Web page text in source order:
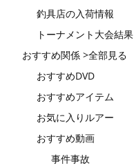
釣具店の入荷情報
トーナメント大会結果
おすすめ関係 >全部見る
おすすめDVD
おすすめアイテム
お気に入りルアー
おすすめ動画
事件事故